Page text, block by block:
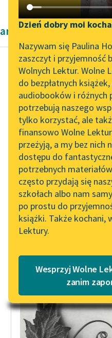
Katalog DAISY
Podkasty o książkach
Aktualności
„Prokurator Alicja Horn”
do słuchania
Byliśmy częścią AI Impact
Lab
Zapraszamy na spotkanie
online z tłumaczkami
literatury skandynawskiej
Spotkanie z Katarzyną
Tunkiel w Oslo
102. lata temu zmarł
Joseph Conrad
Lektury szkolne i klasyka
literatury do słuchania dla
uczennic i uczniów z
niepełnosprawnościami
Dzień dobry moi
Nazywam się Paulina
zaszczyt i przyjemność
Wolnych Lektur. Wolne
do bezpłatnych
audiobooków i różnych
potrzebują naszego
tylko korzystać, ale
finansowo Wolne
przeżyją, a my bez nich
dostępu do
potrzebnych
często przydają się
szkołach albo nam
po prostu do
książki. Także kochani,
Lektury.
Wesprzyj Wolne
zanim
artykuły naukowe